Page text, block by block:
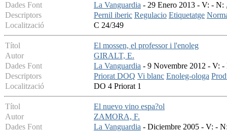
Dades Font
La Vanguardia - 29 Enero 2013 - V: - N:
Descriptors
Pernil iberic Regulacio Etiquetatge
Localització
C 24/349
Títol
El mossen, el professor i l'enoleg
Autor
GIRALT, E.
Dades Font
La Vanguardia - 9 Novembre 2012 - V: -
Descriptors
Priorat DOQ Vi blanc Enoleg-ologa
Localització
DO 4 Priorat 1
Títol
El nuevo vino espa?ol
Autor
ZAMORA, F.
Dades Font
La Vanguardia - Diciembre 2005 - V: -